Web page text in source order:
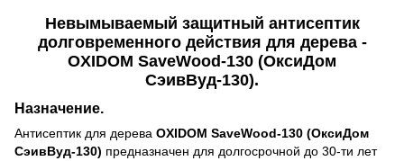
Невымываемый защитный антисептик
долговременного действия для дерева -
OXIDOM SaveWood-130 (ОксиДом
СэивВуд-130).
Назначение.
Антисептик для дерева OXIDOM SaveWood-130 (ОксиДом
СэивВуд-130) предназначен для долгосрочной до 30-ти лет